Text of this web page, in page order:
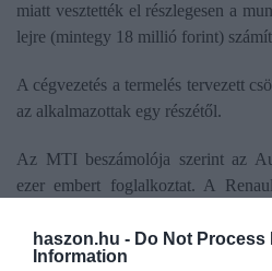
haszon.hu - Do Not Process
Information
miatt vesztették el részlegesen a
lejre (mintegy 18 millió forint)
A cégvezetés a termelés tervezett
az alkalmazottak egy részétől.
Az MTI beszámolója szerint az
ezer embert foglalkoztat. A
kevesebbet, mint egy évvel